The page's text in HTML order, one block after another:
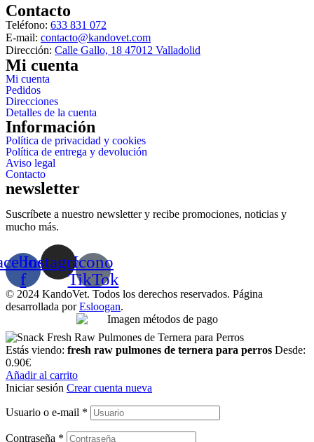
producto
Contacto
Teléfono: 633 831 072
E-mail: contacto@kandovet.com
Dirección: Calle Gallo, 18 47012 Valladolid
Mi cuenta
Mi cuenta
Pedidos
Direcciones
Detalles de la cuenta
Información
Política de privacidad y cookies
Política de entrega y devolución
Aviso legal
Contacto
newsletter
Suscríbete a nuestro newsletter y recibe promociones, noticias y
mucho más.
f
InstagramIcono
TikTok
© 2024 KandoVet. Todos los derechos reservados. Página
desarrollada porEsloogan.
Estás viendo: fresh raw pulmones de ternera para perros Desde:
0.90€
Añadir al carrito
Iniciar sesión Crear cuenta nueva
Usuario o e-mail *
Contraseña *